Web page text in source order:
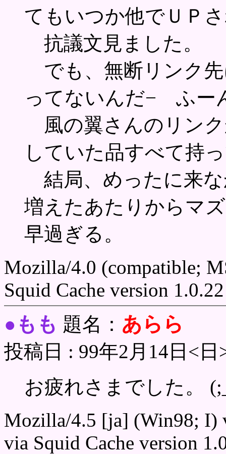
てもいつか他でＵＰ
抗議文見ました。
でも、無断リンク
ってないんだ− ふー
風の翼さんのリン
していた品すべて持
結局、めったに来
増えたあたりからマ
早過ぎる。
Mozilla/4.0 (compatible;
Squid Cache version 1.0.22
● もも 題名： あらら
投稿日 : 99年2月14日<日
お疲れさまでした。
Mozilla/4.5 [ja] (Win98; I)
via Squid Cache version